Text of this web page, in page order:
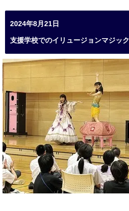
2024年8月21日
支援学校でのイリュージョンマジック